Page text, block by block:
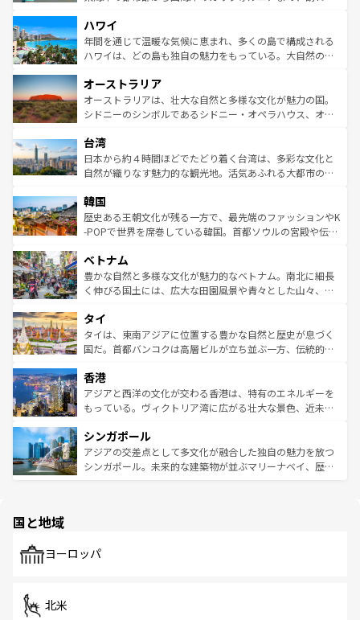
ば市内交通費無料で観光を楽しむこともできる。 なお、新
着のスイス情報はコンテンツ一覧 を参照してほしい。
のような巨大都市は、観光、ショッピング、エンターテイ
ンメントが詰まった刺激的なスポットだ。一方、アメリカ
西部には大自然が広がり、グランドキャニオンやイエロー
部のニューオーリンズでは、音楽と美食が融合した独特の
文化が魅力。旅行者はアメリカの各地域で異なる魅力を楽
しみながら、その多様性と豊かな歴史を感じることができ
ならではの贅沢な旅のスタイルだ。 なお、新着のアメリカ
情報はコンテンツ一覧を参照してほしい。
ハワイ
年間を通じて温暖な気候に恵まれ、多くの島で構成される
ハワイは、どの島も独自の魅力をもっている。大自然の神
ワイ島は見逃せない。また、定番の観光地といえばオアフ
島だが、静かな自然を求めるならマウイ島やカウアイ島が
おすすめ。エメラルドグリーンに輝く海をはじめ、豊かな
れるおもてなしの心で訪れる人々を迎えてくれるハワイの
人々、おいしいローカルフードやハワイアンミュージッ
ク、伝統的なフラダンスなど、すべてがハワイの魅力を彩
ワイを、存分に味わってほしい。 なお、新着のハワイ情報
はコンテンツ一覧を参照してほしい。
オーストラリア
オーストラリアは、壮大な自然と多様な文化が魅力の国。
シドニーのシンボルであるシドニー・オペラハウス、オー
リアリーフや大陸中央部にそびえるウルル（エアーズロッ
ク）、タスマニアの美しい原生林やケアンズの熱帯雨林な
ど、見どころがたくさん。また、カフェやワイン、オージ
いる。アクティビティも充実しており、サーフィンやダイ
ビング、ハイキングなど、アウトドア好きにはたまらな
い。オーストラリアの多彩な魅力を存分に味わいつくそ
参照してほしい。
台湾
日本から約４時間ほどでたどり着く台湾は、多彩な文化と
自然が織りなす魅力的な観光地。活気あふれる大都市の台
ン）、静ひつな山岳地帯である台湾東部など、都市の喧騒
と山間の静けさが共存しており、訪れる人に新しい発見と
驚きをもたらしてくれる。また、奥深い台湾の食文化も魅
容にもいいと評判のスイーツなど、バラエティ豊かな料理
が味わえる。 なお、新着の台湾情報は コンテンツ一覧を参
照してほしい。
韓国
歴史ある王朝文化が残る一方で、最先端のファッションやK
-POPで世界を席巻している韓国。首都ソウルの宮殿や伝統
き、地方に足を延ばせば四季折々の自然美を楽しむことが
できる。そして、キムチや焼肉、絶品のストリートフード
まで、さまざまな韓国料理が待っている。夜には、韓国な
リティに包まれながら、韓国の多彩な魅力を心ゆくまで味
わってみてほしい。 なお、新着の韓国情報はコンテンツ一
覧を参照してほしい。
ベトナム
豊かな自然と多様な文化が魅力的なベトナム。南北に細長
く伸びる国土には、広大な田園風景や青々とした山々、世
急速な発展と共に伝統が息づく。ハノイの古い町並みやホ
ーチミン市のフランス統治時代の建物も、独特の雰囲気を
醸し出している。また、バラエティの豊かさとおいしさで
とつ。フォーやバインミー、ベトナムコーヒーなどは、ぜ
ひ現地で味わいたい。どの地域を訪れてもあたたかい人々
が旅行者を迎えてくれるので、きっと忘れられない旅にな
参照してほしい。
タイ
タイは、東南アジアに位置する豊かな自然と歴史が息づく
国だ。首都バンコクは高層ビルが立ち並ぶ一方、伝統的な
の活気が交差している。北部ではチェンマイなどの山岳地
帯で自然と触れ合い、南部ではプーケットやクラビの美し
いビーチでリゾート気分を楽しむことができる。タイ料理
激する。気候は一年中温暖で、どの季節にも異なる楽しみ
が待っている。親しみやすいタイの人々、仏教を中心とし
た文化、そして多様な観光資源が、訪れる旅人を魅了し続
香港
アジアと西洋の文化が交わる香港は、特有のエネルギーを
もっている。ヴィクトリア湾に広がる壮大な景色、近未来
み、どこを訪れても感動するはず。観光スポットが密集し
ており、効率よく見どころを回れるのも魅力。息をのむよ
うな絶景から文化的な体験まで、香港を存分に楽しみ尽く
シンガポール
アジアの交差点として多文化が融合した独自の魅力を放つ
シンガポール。未来的な建築物が並ぶマリーナベイ、歴史
で、ホーカーズは地元の風情を楽しめる外せないスポット
国と地域
ヨーロッパ
北米